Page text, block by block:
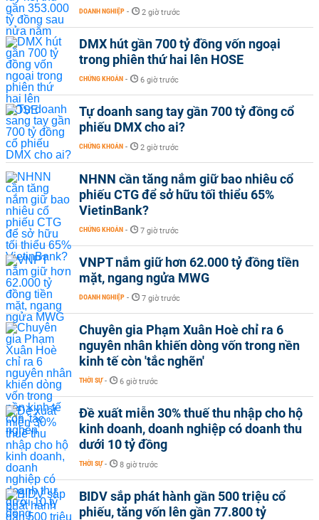
DOANH NGHIỆP - 2 giờ trước
DMX hút gần 700 tỷ đồng vốn ngoại
trong phiên thứ hai lên HOSE
CHỨNG KHOÁN - 6 giờ trước
Tự doanh sang tay gần 700 tỷ đồng cổ
phiếu DMX cho ai?
CHỨNG KHOÁN - 2 giờ trước
NHNN cần tăng nắm giữ bao nhiêu cổ
phiếu CTG để sở hữu tối thiểu 65%
VietinBank?
CHỨNG KHOÁN - 7 giờ trước
VNPT nắm giữ hơn 62.000 tỷ đồng tiền
mặt, ngang ngửa MWG
DOANH NGHIỆP - 7 giờ trước
Chuyên gia Phạm Xuân Hoè chỉ ra 6
nguyên nhân khiến dòng vốn trong nền
kinh tế còn 'tắc nghẽn'
THỜI SỰ - 6 giờ trước
Đề xuất miễn 30% thuế thu nhập cho hộ
kinh doanh, doanh nghiệp có doanh thu
dưới 10 tỷ đồng
THỜI SỰ - 8 giờ trước
BIDV sắp phát hành gần 500 triệu cổ
phiếu, tăng vốn lên gần 77.800 tỷ